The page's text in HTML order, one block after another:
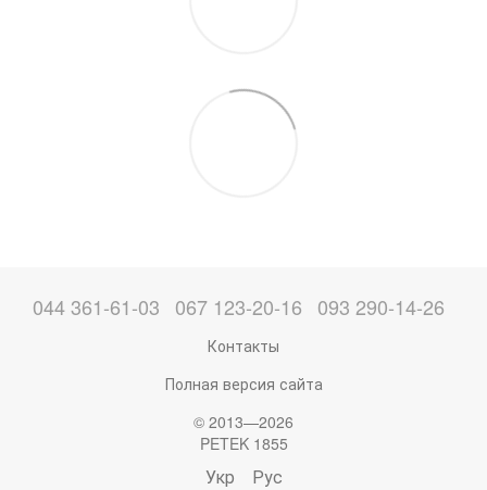
044 361-61-03 067 123-20-16 093 290-14-26
Контакты
Полная версия сайта
© 2013—2026
PETEK 1855
Укр Рус